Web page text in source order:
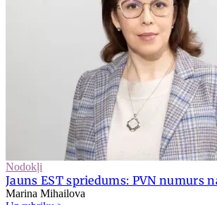
Nodokļi
Jauns EST spriedums: PVN numurs
Marina Mihailova